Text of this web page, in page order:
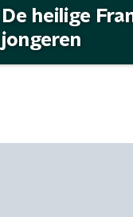
De heilige
jongeren